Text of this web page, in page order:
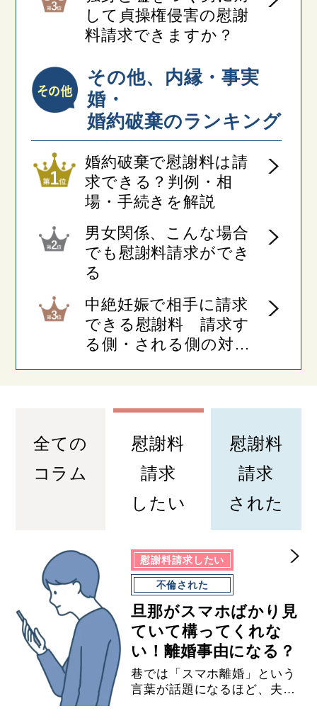
して貞操権侵害の慰謝
料請求できますか？
その他、内縁・事実
婚・
婚約破棄のランキング
婚約破棄で慰謝料は請
求できる？判例・相
場・手続きを解説
男女関係、こんな場合
でも慰謝料請求ができ
る
中絶妊娠で相手に請求
できる慰謝料 請求す
る側・される側の対処
全ての
コラム
慰謝料
請求
したい
慰謝料
請求
された
慰謝料請求したい
不倫された
旦那がスマホばかり見
ていて構ってくれな
い！離婚事由になる？
巷では「スマホ離婚」という
言葉が話題になるほど、夫婦